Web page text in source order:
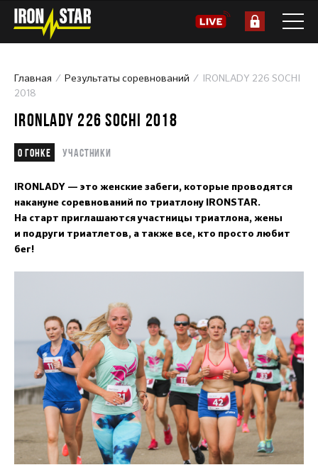
Главная Результаты соревнований
IRONLADY 226 SOCHI
2018
IRONLADY 226 SOCHI 2018
О гонке Участники
IRONLADY — это женские забеги, которые проводятся
накануне соревнований по триатлону IRONSTAR.
На старт приглашаются участницы триатлона, жены
и подруги триатлетов, а также все, кто просто любит
бег!